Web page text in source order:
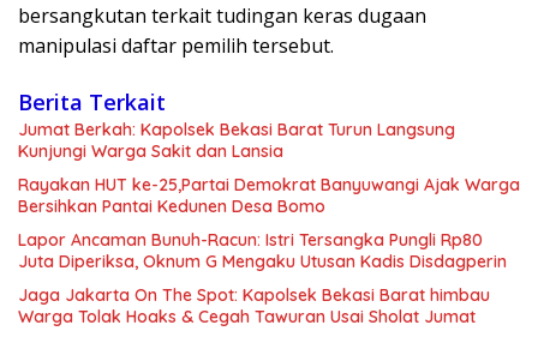
bersangkutan terkait tudingan keras dugaan
manipulasi daftar pemilih tersebut.
Berita Terkait
Jumat Berkah: Kapolsek Bekasi Barat Turun Langsung
Kunjungi Warga Sakit dan Lansia
Rayakan HUT ke-25,Partai Demokrat Banyuwangi Ajak Warga
Bersihkan Pantai Kedunen Desa Bomo
Lapor Ancaman Bunuh-Racun: Istri Tersangka Pungli Rp80
Juta Diperiksa, Oknum G Mengaku Utusan Kadis Disdagperin
Jaga Jakarta On The Spot: Kapolsek Bekasi Barat himbau
Warga Tolak Hoaks & Cegah Tawuran Usai Sholat Jumat